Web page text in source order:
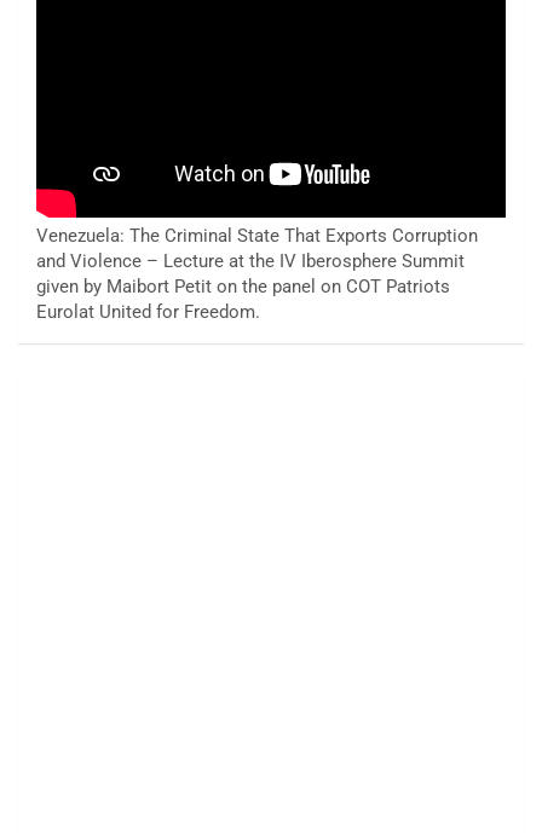
Venezuela: The Criminal State That Exports Corruption
and Violence – Lecture at the IV Iberosphere Summit
given by Maibort Petit on the panel on COT Patriots
Eurolat United for Freedom.